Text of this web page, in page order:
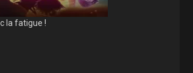
la fatigue !